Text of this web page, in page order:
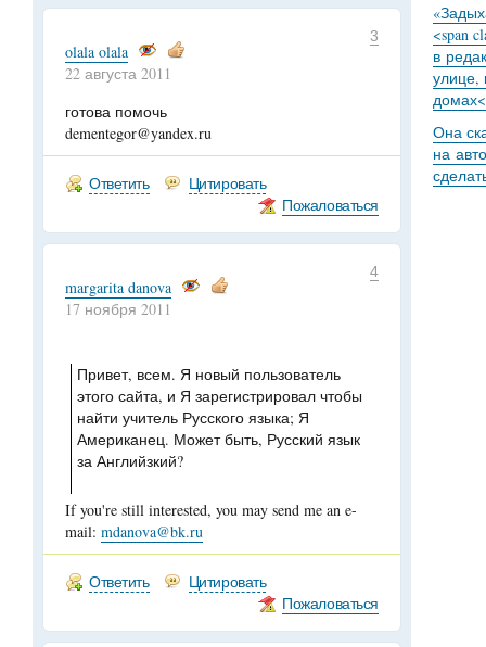
3
olala olala
22 августа 2011
готова помочь
dementegor@yandex.ru
Ответить
Цитировать
Пожаловаться
4
margarita danova
17 ноября 2011
Привет, всем. Я новый пользователь
этого сайта, и Я зарегистрировал чтобы
найти учитель Русского языка; Я
Американец. Может быть, Русский язык
за Английзкий?
If you're still interested, you may send me an e-
mail: mdanova@bk.ru
Ответить
Цитировать
Пожаловаться
<span
в
улице,
Она
на